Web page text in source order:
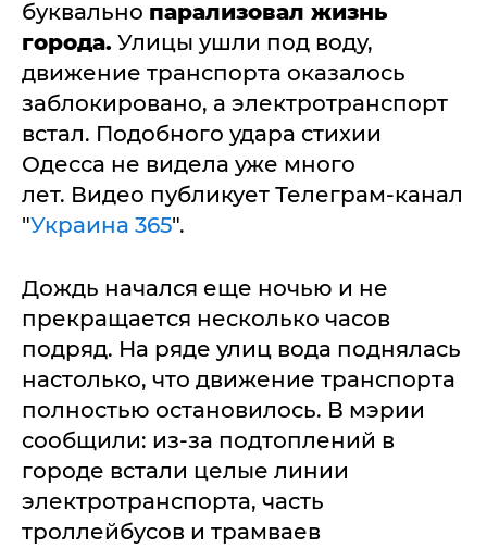
буквально парализовал жизнь
города. Улицы ушли под воду,
движение транспорта оказалось
заблокировано, а электротранспорт
встал. Подобного удара стихии
Одесса не видела уже много
лет. Видео публикует Телеграм-канал
"Украина 365".
Дождь начался еще ночью и не
прекращается несколько часов
подряд. На ряде улиц вода поднялась
настолько, что движение транспорта
полностью остановилось. В мэрии
сообщили: из-за подтоплений в
городе встали целые линии
электротранспорта, часть
троллейбусов и трамваев